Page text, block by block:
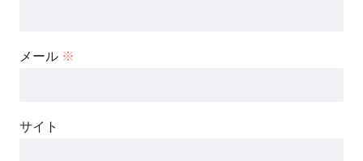
メール ※
サイト